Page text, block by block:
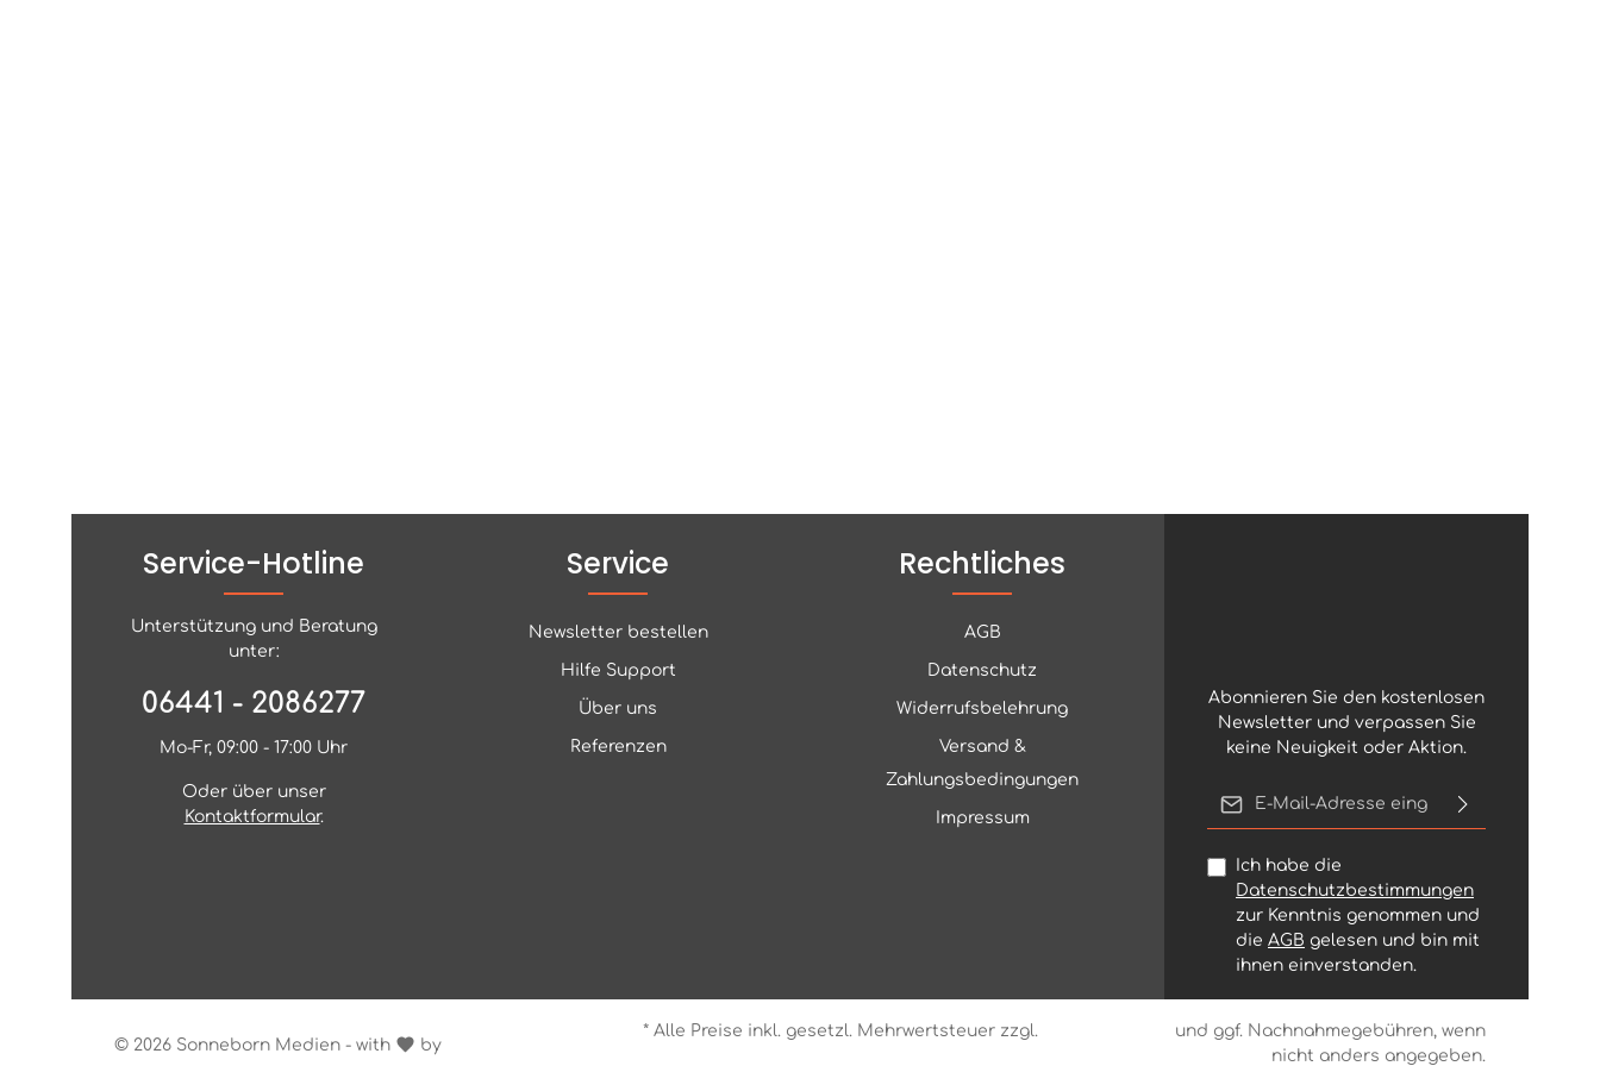
Abonnieren Sie den kostenlosen
Newsletter und verpassen Sie
keine Neuigkeit oder Aktion.
Ich habe die
Datenschutzbestimmungen
zur Kenntnis genommen und
die AGB gelesen und bin mit
ihnen einverstanden.
Service-Hotline
Unterstützung und Beratung
unter:
06441 - 2086277
Mo-Fr, 09:00 - 17:00 Uhr
Oder über unser
Kontaktformular.
Service
Newsletter bestellen
Hilfe Support
Über uns
Referenzen
Rechtliches
AGB
Datenschutz
Widerrufsbelehrung
Versand &
Zahlungsbedingungen
Impressum
© 2026 Sonneborn Medien - with by
* Alle Preise inkl. gesetzl. Mehrwertsteuer zzgl.
und ggf. Nachnahmegebühren, wenn
nicht anders angegeben.